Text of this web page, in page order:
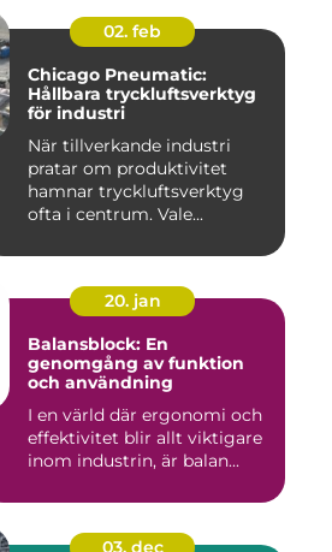
02. feb
Chicago Pneumatic:
Hållbara tryckluftsverktyg
för industri
När tillverkande industri
pratar om produktivitet
hamnar tryckluftsverktyg
ofta i centrum. Vale...
20. jan
Balansblock: En
genomgång av funktion
och användning
I en värld där ergonomi och
effektivitet blir allt viktigare
inom industrin, är balan...
03. dec